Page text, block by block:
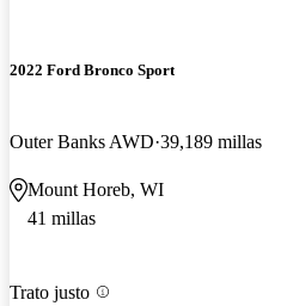
2022 Ford Bronco Sport
Outer Banks AWD 39,189 millas
Mount Horeb, WI
41 millas
Trato justo